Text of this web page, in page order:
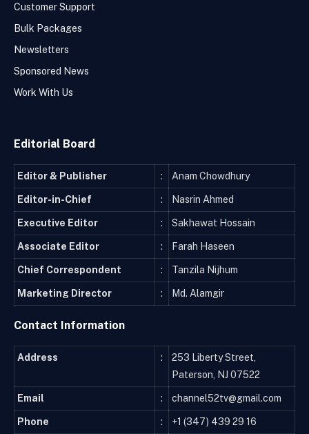
Customer Support
Bulk Packages
Newsletters
Sponsored News
Work With Us
Editorial Board
Editor & Publisher : Anam Chowdhury
Editor-in-Chief : Nasrin Ahmed
Executive Editor : Sakhawat Hossain
Associate Editor : Farah Haseen
Chief Correspondent : Tanzila Nijhum
Marketing Director : Md. Alamgir
Contact Information
Address :
253 Liberty Street,
Paterson, NJ 07522
Email : channel52tv@gmail.com
Phone : +1 (347) 439 29 16